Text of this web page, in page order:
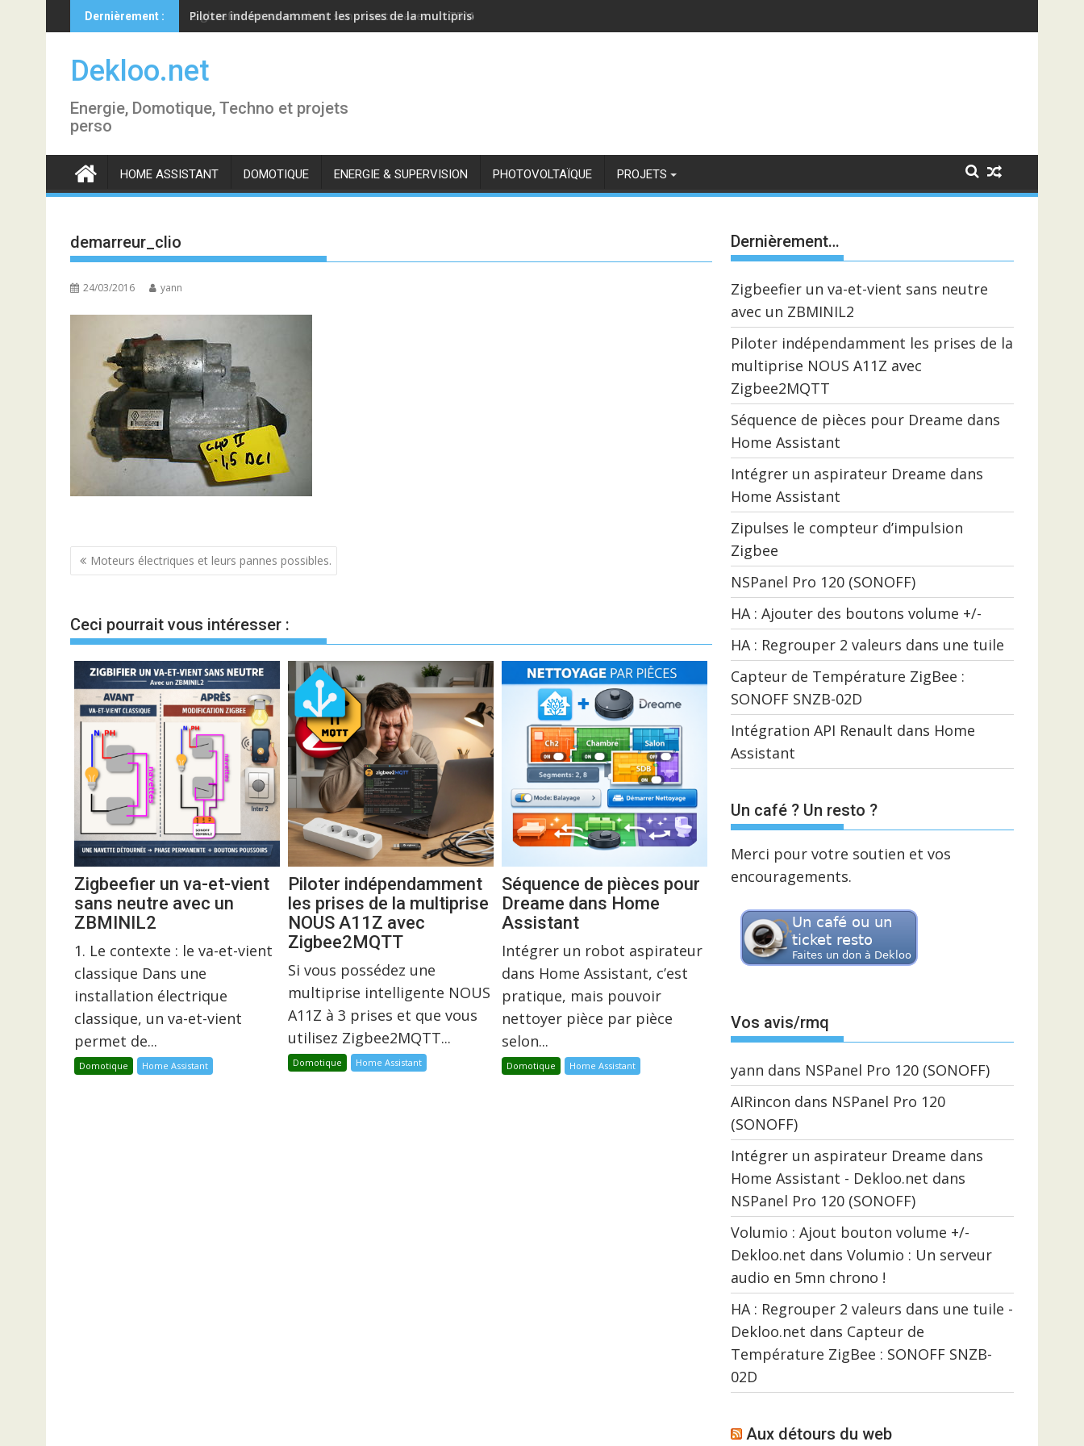
to
content
Dernièrement : Piloter indépendamment les prises de la multiprise NOUS A11Z avec Zigbee2MQTT
Dekloo.net
Energie, Domotique, Techno et projets
perso
HOME ASSISTANT DOMOTIQUE ENERGIE & SUPERVISION PHOTOVOLTAÏQUE PROJETS
demarreur_clio
24/03/2016 yann
Navigation
l’article
Moteurs électriques et leurs pannes possibles.
Ceci pourrait vous intéresser :
Zigbeefier un va-et-vient
sans neutre avec un
ZBMINIL2
1. Le contexte : le va-et-vient
classique Dans une
installation électrique
classique, un va-et-vient
permet de...
Domotique Home Assistant
Piloter indépendamment
les prises de la multiprise
NOUS A11Z avec
Zigbee2MQTT
Si vous possédez une
multiprise intelligente NOUS
A11Z à 3 prises et que vous
utilisez Zigbee2MQTT...
Domotique Home Assistant
Séquence de pièces pour
Dreame dans Home
Assistant
Intégrer un robot aspirateur
dans Home Assistant, c’est
pratique, mais pouvoir
nettoyer pièce par pièce
selon...
Domotique Home Assistant
Dernièrement…
Zigbeefier un va-et-vient sans neutre
avec un ZBMINIL2
Piloter indépendamment les prises de la
multiprise NOUS A11Z avec
Zigbee2MQTT
Séquence de pièces pour Dreame dans
Home Assistant
Intégrer un aspirateur Dreame dans
Home Assistant
Zipulses le compteur d’impulsion
Zigbee
NSPanel Pro 120 (SONOFF)
HA : Ajouter des boutons volume +/-
HA : Regrouper 2 valeurs dans une tuile
Capteur de Température ZigBee :
SONOFF SNZB-02D
Intégration API Renault dans Home
Assistant
Un café ? Un resto ?
Merci pour votre soutien et vos
encouragements.
Vos avis/rmq
yann dans NSPanel Pro 120 (SONOFF)
AIRincon dans NSPanel Pro 120
(SONOFF)
Intégrer un aspirateur Dreame dans
Home Assistant - Dekloo.net dans
NSPanel Pro 120 (SONOFF)
Volumio : Ajout bouton volume +/-
Dekloo.net dans Volumio : Un serveur
audio en 5mn chrono !
HA : Regrouper 2 valeurs dans une tuile -
Dekloo.net dans Capteur de
Température ZigBee : SONOFF SNZB-
02D
Aux détours du web